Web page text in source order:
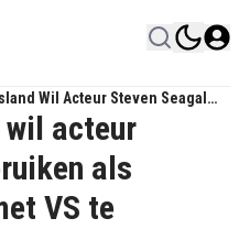
Wil Acteur Steven Seagal
'gezant' Om Band Met VS Te
acteur
als
VS te